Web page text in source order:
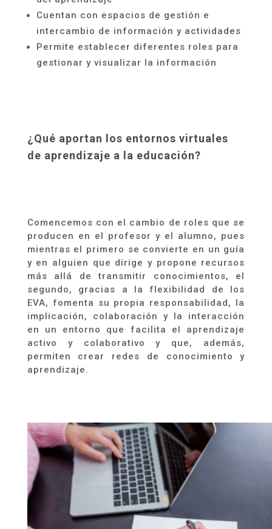
Cuentan con espacios de gestión e
intercambio de información y actividades
Permite establecer diferentes roles para
gestionar y visualizar la información
¿Qué aportan los entornos virtuales
de aprendizaje a la educación?
Comencemos con el cambio de roles que se
producen en el profesor y el alumno, pues
mientras el primero se convierte en un guía
y en alguien que dirige y propone recursos
más allá de transmitir conocimientos, el
segundo, gracias a la flexibilidad de los
EVA, fomenta su propia responsabilidad, la
implicación, colaboración y la interacción
en un entorno que facilita el aprendizaje
activo y colaborativo y que, además,
permiten crear redes de conocimiento y
aprendizaje.